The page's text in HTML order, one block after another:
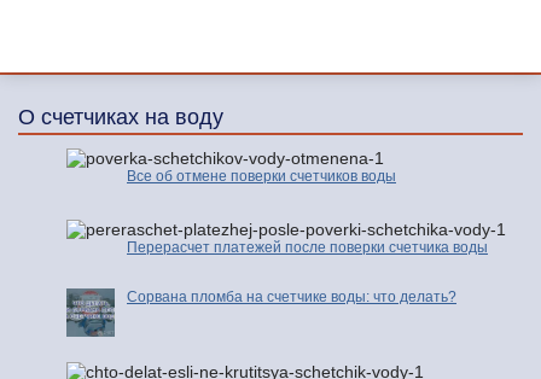
О счетчиках на воду
Все об отмене поверки счетчиков воды
Перерасчет платежей после поверки счетчика воды
Сорвана пломба на счетчике воды: что делать?